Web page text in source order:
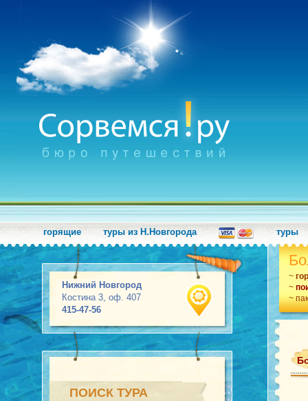
горящие туры из Н.Новгорода туры
Нижний Новгород
Костина 3, оф. 407
415-47-56
~
~
~
ПОИСК ТУРА